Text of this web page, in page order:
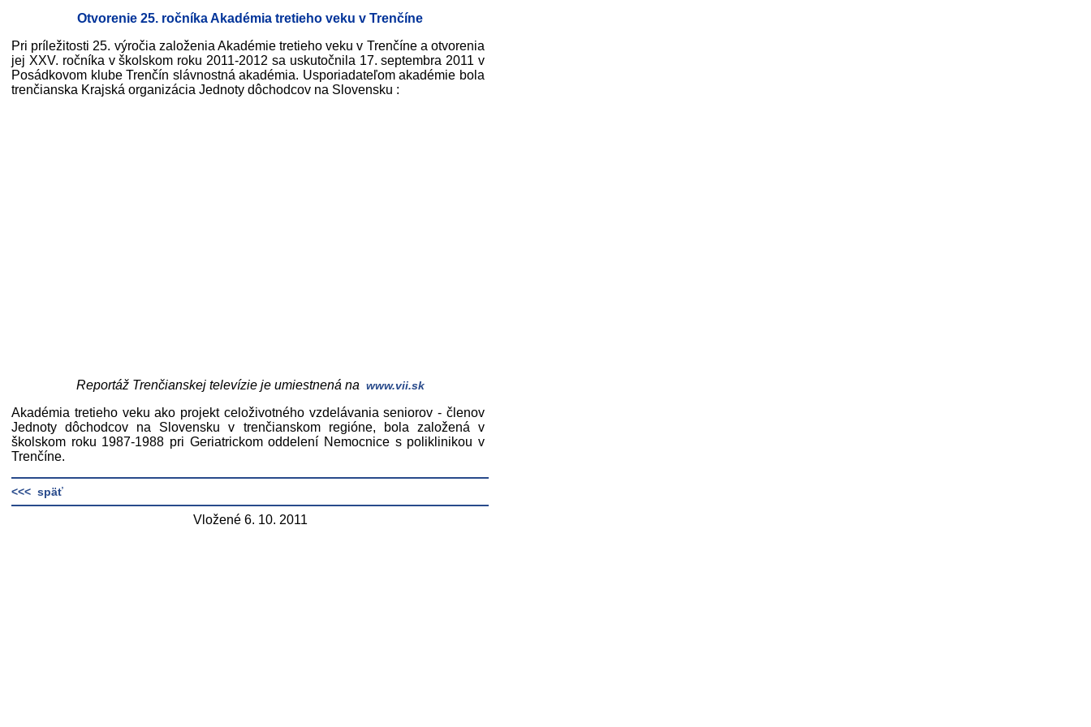
Otvorenie 25. ročníka Akadémia tretieho veku v Trenčíne
Pri príležitosti 25. výročia založenia Akadémie tretieho veku v Trenčíne a otvorenia
jej XXV. ročníka v školskom roku 2011-2012 sa uskutočnila 17. septembra 2011 v
Posádkovom klube Trenčín slávnostná akadémia. Usporiadateľom akadémie bola
trenčianska Krajská organizácia Jednoty dôchodcov na Slovensku :
Reportáž Trenčianskej televízie je umiestnená na www.vii.sk
Akadémia tretieho veku ako projekt celoživotného vzdelávania seniorov - členov
Jednoty dôchodcov na Slovensku v trenčianskom regióne, bola založená v
školskom roku 1987-1988 pri Geriatrickom oddelení Nemocnice s poliklinikou v
Trenčíne.
<<< späť
Vložené 6. 10. 2011